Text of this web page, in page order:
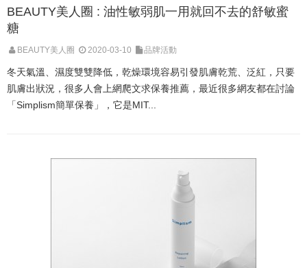
BEAUTY美人圈 : 油性敏弱肌一用就回不去的舒敏蜜
糖
BEAUTY美人圈 2020-03-10 品牌活動
冬天氣溫、濕度雙雙降低，乾燥環境容易引發肌膚乾荒、泛紅，只要
肌膚出狀況，很多人會上網爬文求保養推薦，最近很多網友都在討論
「Simplism簡單保養」，它是MIT...